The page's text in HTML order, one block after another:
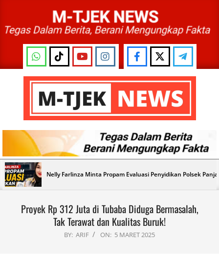
content
M-
TJEK
NEWS
Primary
Navigation
Menu
Nelly Farlinza Minta Propam Evaluasi Penyidikan Polsek
Proyek Rp 312 Juta di Tubaba Diduga Bermasalah,
Tak Terawat dan Kualitas Buruk!
BY: ARIF ON: 5 MARET 2025